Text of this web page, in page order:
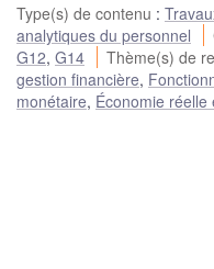
Type(s) de contenu :
analytiques du personnel
G12, G14 Thème(s) de
gestion financière,
monétaire, Économie réelle